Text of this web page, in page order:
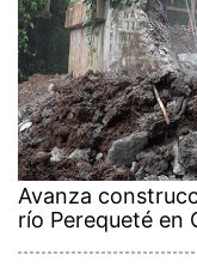
Avanza
río Perequeté en